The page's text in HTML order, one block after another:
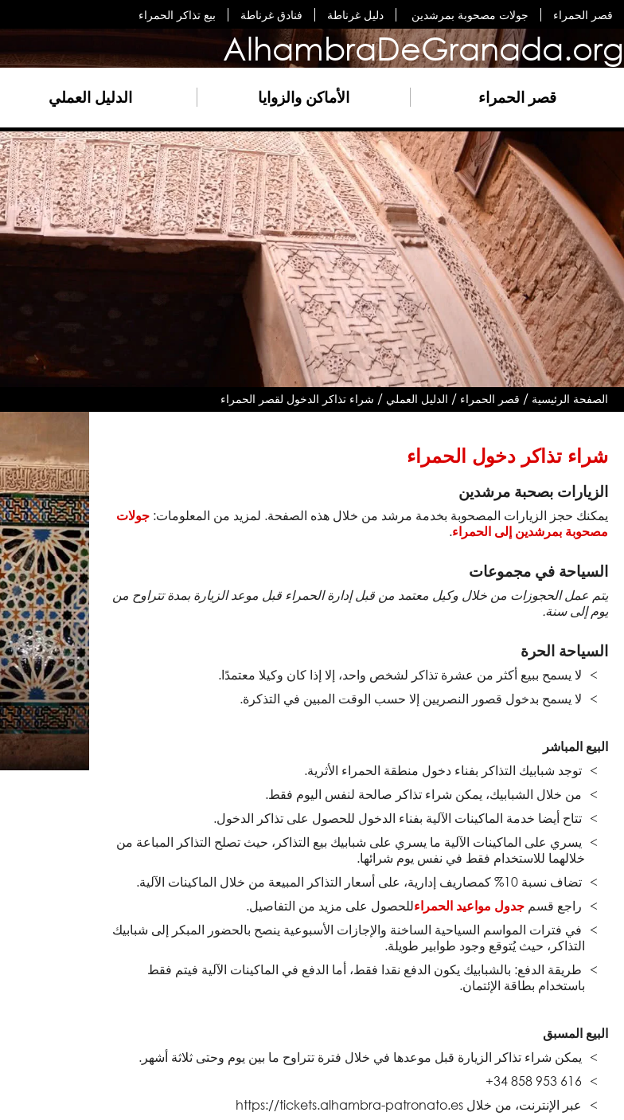
قصر الحمراء جولات مصحوبة بمرشدين دليل غرناطة فنادق غرناطة بيع تذاكر الحمراء
AlhambraDeGranada.org
قصر الحمراء الأماكن والزوايا الدليل العملي
الصفحة الرئيسية / قصر الحمراء / الدليل العملي / شراء تذاكر الدخول لقصر الحمراء
شراء تذاكر دخول الحمراء
الزيارات بصحبة مرشدين
يمكنك حجز الزيارات المصحوبة بخدمة مرشد من خلال هذه الصفحة. لمزيد من المعلومات:جولات
مصحوبة بمرشدين إلى الحمراء.
السياحة في مجموعات
يتم عمل الحجوزات من خلال وكيل معتمد من قبل إدارة الحمراء قبل موعد الزيارة بمدة تتراوح من
يوم إلى سنة.
السياحة الحرة
لا يسمح ببيع أكثر من عشرة تذاكر لشخص واحد، إلا إذا كان وكيلا معتمدًا.
لا يسمح بدخول قصور النصريين إلا حسب الوقت المبين في التذكرة.
البيع المباشر
توجد شبابيك التذاكر بفناء دخول منطقة الحمراء الأثرية.
من خلال الشبابيك، يمكن شراء تذاكر صالحة لنفس اليوم فقط.
تتاح أيضا خدمة الماكينات الآلية بفناء الدخول للحصول على تذاكر الدخول.
يسري على الماكينات الآلية ما يسري على شبابيك بيع التذاكر، حيث تصلح التذاكر المباعة من
خلالهما للاستخدام فقط في نفس يوم شرائها.
تضاف نسبة 10% كمصاريف إدارية، على أسعار التذاكر المبيعة من خلال الماكينات الآلية.
راجع قسم جدول مواعيد الحمراءللحصول على مزيد من التفاصيل.
في فترات المواسم السياحية الساخنة والإجازات الأسبوعية ينصح بالحضور المبكر إلى شبابيك
التذاكر، حيث يُتوقع وجود طوابير طويلة.
طريقة الدفع: بالشبابيك يكون الدفع نقدا فقط، أما الدفع في الماكينات الآلية فيتم فقط
باستخدام بطاقة الإئتمان.
البيع المسبق
يمكن شراء تذاكر الزيارة قبل موعدها في خلال فترة تتراوح ما بين يوم وحتى ثلاثة أشهر.
+34 858 953 616
عبر الإنترنت، من خلال https://tickets.alhambra-patronato.es